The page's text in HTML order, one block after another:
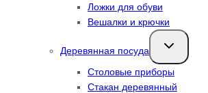
Ложки для обуви
Вешалки и крючки
Деревянная посуда
Переключить
дочернее
Столовые приборы
Стакан деревянный